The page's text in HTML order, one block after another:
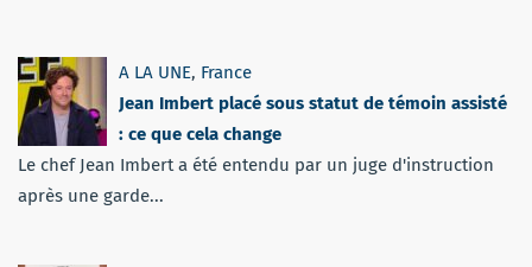
A LA UNE, France
Jean Imbert placé sous statut de témoin assisté
: ce que cela change
Le chef Jean Imbert a été entendu par un juge d'instruction
après une garde...